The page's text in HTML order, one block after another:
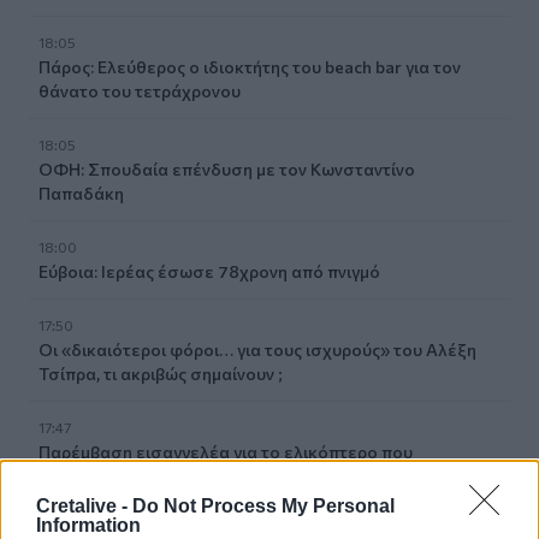
Cretalive - Do Not Process My Personal
Information
18:05
Πάρος: Ελεύθερος ο ιδιοκτήτης του beach bar για τον
θάνατο του τετράχρονου
18:05
ΟΦΗ: Σπουδαία επένδυση με τον Κωνσταντίνο
Παπαδάκη
18:00
Εύβοια: Ιερέας έσωσε 78χρονη από πνιγμό
17:50
Οι «δικαιότεροι φόροι… για τους ισχυρούς» του Αλέξη
Τσίπρα, τι ακριβώς σημαίνουν ;
17:47
Παρέμβαση εισαγγελέα για το ελικόπτερο που
17:42